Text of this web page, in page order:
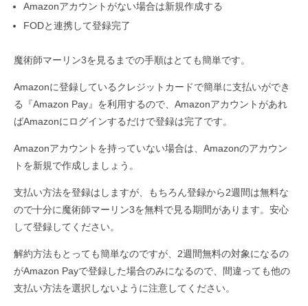
Amazonアカウントがない場合は新規作成する
FODと連携して登録完了
魔術師マーリン3を見るまでの手順はとても簡単です。
Amazonに登録しているクレジットカードで簡単に支払いができ
る『Amazon Pay』を利用するので、Amazonアカウントがあれ
ばAmazonにログインするだけで登録は完了です。
Amazonアカウントを持っていない場合は、Amazonのアカウン
トを新規で作成しましょう。
支払い方法を登録はしますが、もちろん登録から2週間は無料な
ので十分に魔術師マーリン3を無料で見る期間があります。安心
して登録してください。
解約方法もとっても簡単なのですが、2週間無料の対象になるの
がAmazon Payで登録した場合のみになるので、間違っても他の
支払い方法を選択しないように注意してください。